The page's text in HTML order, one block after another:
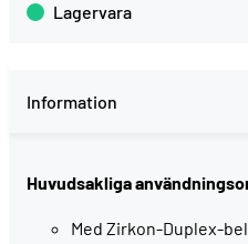
Lagervara
Information
Huvudsakliga
Med Zirkon-Duplex-